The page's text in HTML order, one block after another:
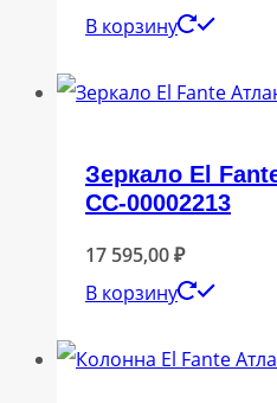
В корзину
Зеркало El
СС-00002213
17 595,00₽
В корзину